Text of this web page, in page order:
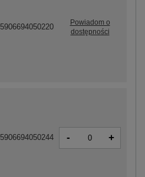
5906694050244 - +
5906694050220
Powiadom o
dostępności